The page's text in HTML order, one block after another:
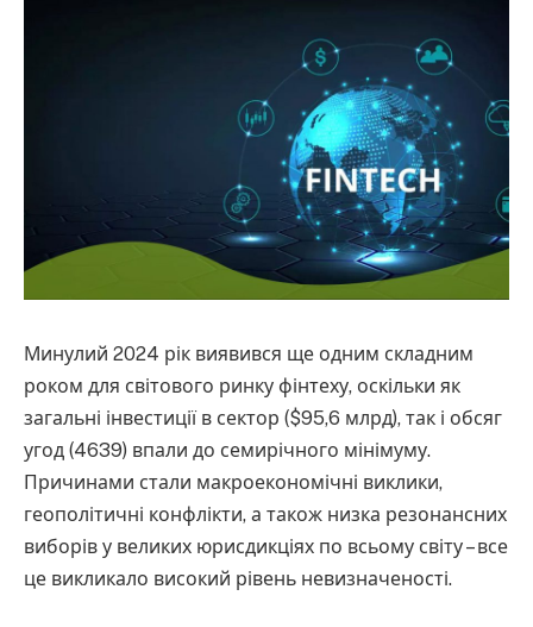
Минулий 2024 рік виявився ще одним складним
роком для світового ринку фінтеху, оскільки як
загальні інвестиції в сектор ($95,6 млрд), так і обсяг
угод (4639) впали до семирічного мінімуму.
Причинами стали макроекономічні виклики,
геополітичні конфлікти, а також низка резонансних
виборів у великих юрисдикціях по всьому світу – все
це викликало високий рівень невизначеності.